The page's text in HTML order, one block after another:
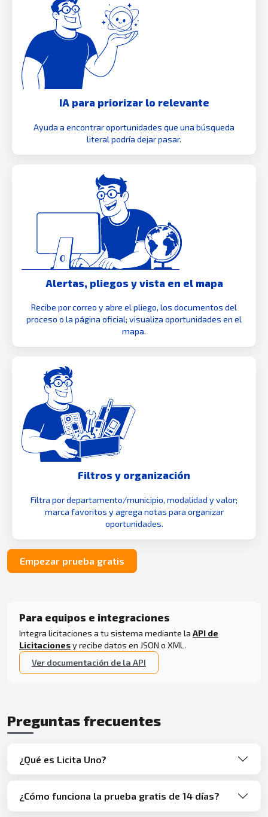
IA para priorizar lo relevante
Ayuda a encontrar oportunidades que una búsqueda
literal podría dejar pasar.
Alertas, pliegos y vista en el mapa
Recibe por correo y abre el pliego, los documentos del
proceso o la página oficial; visualiza oportunidades en el
mapa.
Filtros y organización
Filtra por departamento/municipio, modalidad y valor;
marca favoritos y agrega notas para organizar
oportunidades.
Empezar prueba gratis
Para equipos e integraciones
Integra licitaciones a tu sistema mediante la API de
Licitacionesy recibe datos en JSON o XML.
Ver documentación de la API
Preguntas frecuentes
¿Qué es Licita Uno?
¿Cómo funciona la prueba gratis de 14 días?